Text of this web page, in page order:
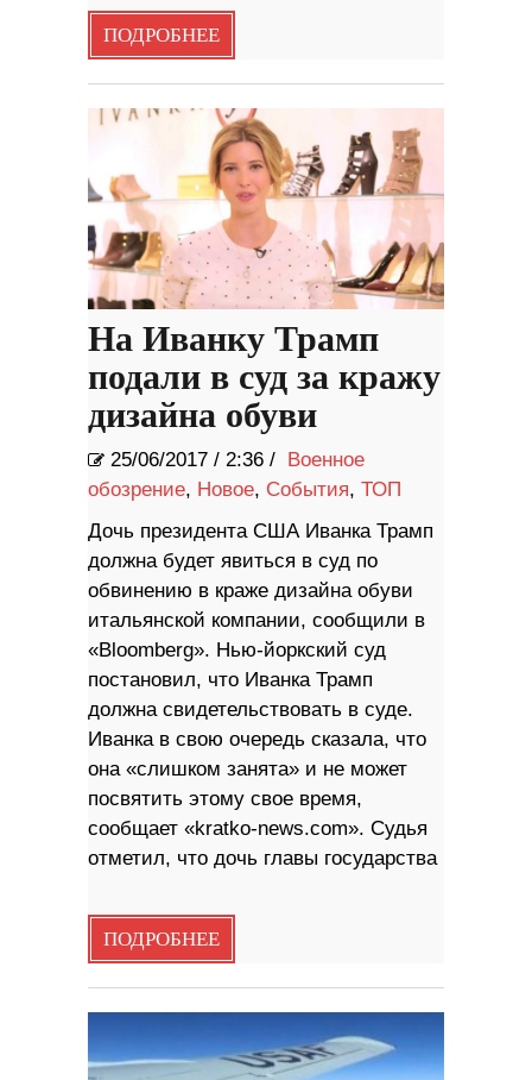
ПОДРОБНЕЕ
На Иванку Трамп
подали в суд за кражу
дизайна обуви
25/06/2017 / 2:36 / Военное
обозрение, Новое, События, ТОП
Дочь президента США Иванка Трамп
должна будет явиться в суд по
обвинению в краже дизайна обуви
итальянской компании, сообщили в
«Bloomberg». Нью-йоркский суд
постановил, что Иванка Трамп
должна свидетельствовать в суде.
Иванка в свою очередь сказала, что
она «слишком занята» и не может
посвятить этому свое время,
сообщает «kratko-news.com». Судья
отметил, что дочь главы государства
ПОДРОБНЕЕ